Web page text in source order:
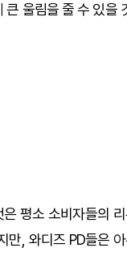
울림을 줄 수 있을
평소 소비자들의
, 와디즈 PD들은